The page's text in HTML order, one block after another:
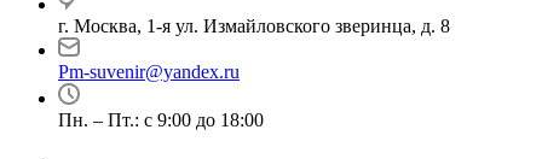
г. Москва, 1-я ул. Измайловского зверинца, д. 8
Pm-suvenir@yandex.ru
Пн. – Пт.: с 9:00 до 18:00